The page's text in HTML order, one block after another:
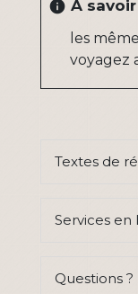
info À savoir
les
voyagez
Textes de
Services
Questions ?